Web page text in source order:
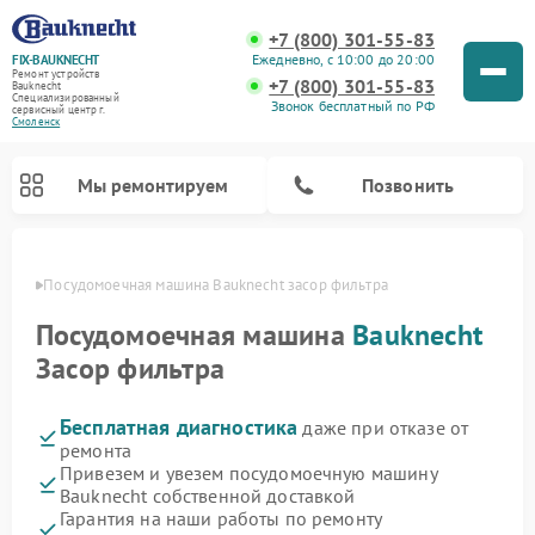
FIX-BAUKNECHT
Ремонт устройств
Bauknecht
Специализированный
cервисный центр г.
Смоленск
+7 (800) 301-55-83
Ежедневно, с 10:00 до 20:00
+7 (800) 301-55-83
Звонок бесплатный по РФ
Мы ремонтируем Позвонить
Посудомоечная машина Bauknecht засор фильтра
Посудомоечная машина Bauknecht
Засор фильтра
Бесплатная диагностика даже при отказе от
ремонта
Привезем и увезем посудомоечную машину
Bauknecht собственной доставкой
Гарантия на наши работы по ремонту